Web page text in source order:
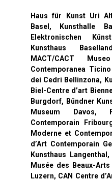
Haus für Kunst Uri
Basel, Kunsthalle
Elektronischen
Kunsthaus
MACT/CACT
Contemporanea
dei Cedri Bellinzona,
Biel-Centre d’art
Burgdorf, Bündner
Museum Davos,
Contemporain
Moderne et
d’Art Contemporain
Kunsthaus
Musée des Beaux-
Luzern, CAN Centre